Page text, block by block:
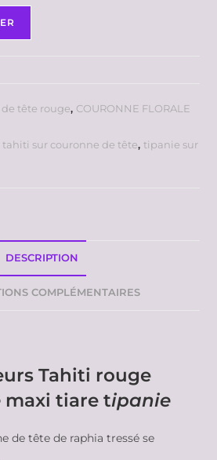
tête rouge, COURONNE FLORALE
sur couronne de tête,tipanie sur
DESCRIPTION
COMPLÉMENTAIRES
Tahiti rouge
maxi tiare tipanie
de tête de raphia tressé se